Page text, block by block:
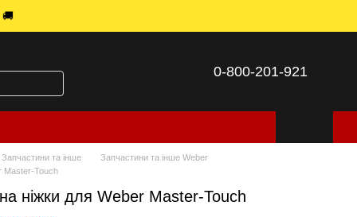
🚚
0-800-201-921
Запчастини та інше
Запчастини та інше Weber
Master-Touch
ніжки для Weber Master-Touch